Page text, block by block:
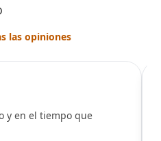
las opiniones
y en el tiempo que